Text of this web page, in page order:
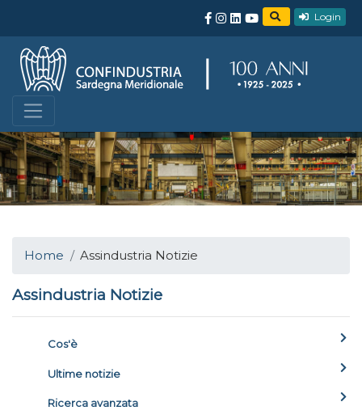
Login
Home Assindustria Notizie
Assindustria Notizie
Cos'è
Ultime notizie
Ricerca avanzata